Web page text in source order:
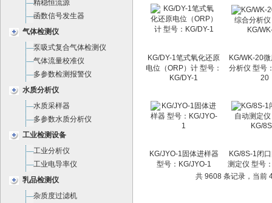
精稳恒流源
函数信号发生器
气体检测仪
泵吸式复合气体检测仪
气体流量校准仪
多参数检测报警仪
水质分析仪
水质采样器
多参数水质分析仪
工业检测设备
工业分析仪
工业电导率仪
乳品检测仪
杂质度过滤机
KG/DY-1笔式氧化还原
电位（ORP）计 型号：
KG/DY-1
KG/WK-20
分析仪 型号
20
KG/JYO-1固体进样器
型号：KG/JYO-1
KG/8S-1闭
测定仪 型号
共 9608 条记录，当前